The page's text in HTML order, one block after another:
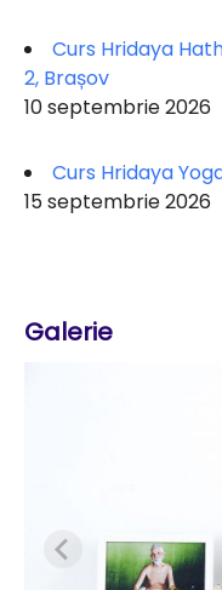
Curs Hridaya
2, Brașov
10 septembrie 2026
Curs Hridaya
15 septembrie 2026
Galerie